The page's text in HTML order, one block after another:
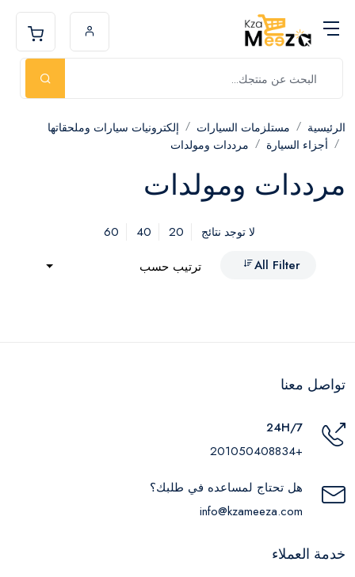
الرئيسية مستلزمات السيارات
إلكترونيات سيارات وملحقاتها
أجزاء السيارة
مرددات ومولدات
مرددات ومولدات
لا توجد نتائج 20
40
60
All Filter
ترتيب حسب
تواصل معنا
24H/7
+201050408834
هل تحتاج لمساعده في طلبك؟
info@kzameeza.com
خدمة العملاء